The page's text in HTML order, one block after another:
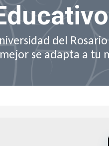
del
mejor se adapta a tu